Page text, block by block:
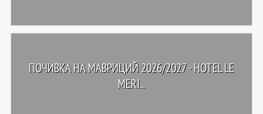
ПОЧИВКА НА МАВРИЦИЙ 2026/2027 - HOTEL LE
MERI...